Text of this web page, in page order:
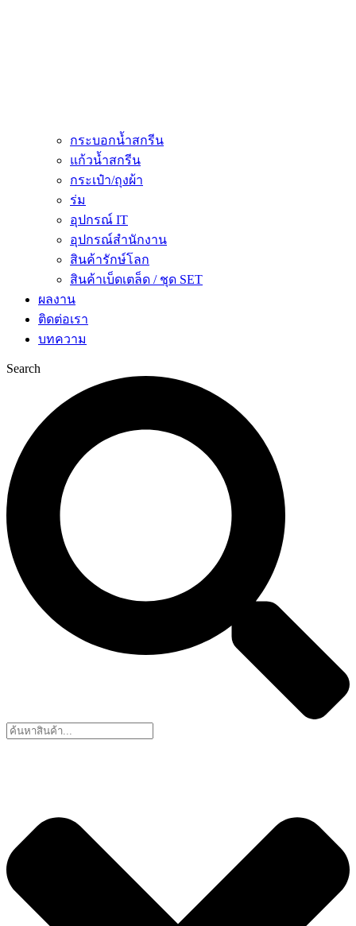
กระบอกน้ำสกรีน
แก้วน้ำสกรีน
กระเป๋า/ถุงผ้า
ร่ม
อุปกรณ์ IT
อุปกรณ์สำนักงาน
สินค้ารักษ์โลก
สินค้าเบ็ดเตล็ด / ชุด SET
ผลงาน
ติดต่อเรา
บทความ
Search